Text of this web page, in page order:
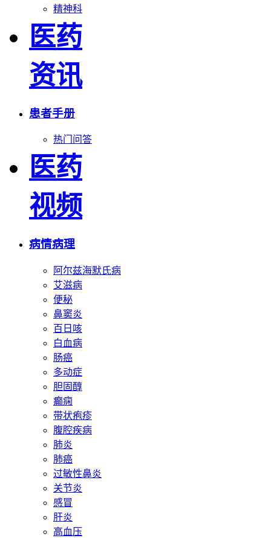
精神科
医药
资讯
患者手册
热门问答
医药
视频
病情病理
阿尔兹海默氏病
艾滋病
便秘
鼻窦炎
百日咳
白血病
肠癌
多动症
胆固醇
癫痫
带状疱疹
腹腔疾病
肺炎
肺癌
过敏性鼻炎
关节炎
感冒
肝炎
高血压